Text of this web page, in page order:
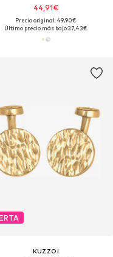
44,91€
Precio original: 49,90€
Último precio más bajo:37,43€
KUZZOI